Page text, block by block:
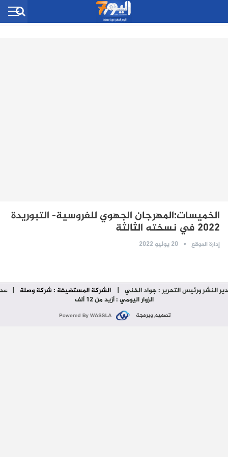
الخميسات:المهرجان الجهوي للفروسية- التبوريدة
2022 في نسخته الثالثة
إدارة الموقع 20 يوليو 2022
النشر ورئيس التحرير : جواد الخني | الشركة المستضيفة : شركة وصلة |
الزوار اليومي : أزيد من 12 ألف
تصميم وبرمجة